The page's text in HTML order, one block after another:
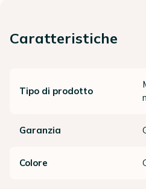
Caratteristiche
Tipo di prodotto
Garanzia
Colore